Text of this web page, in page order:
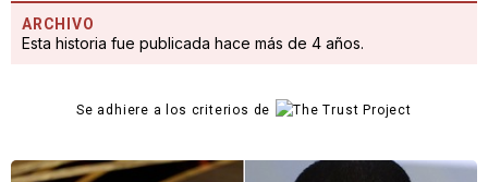
ARCHIVO
Esta historia fue publicada hace más de 4 años.
Se adhiere a los criterios de